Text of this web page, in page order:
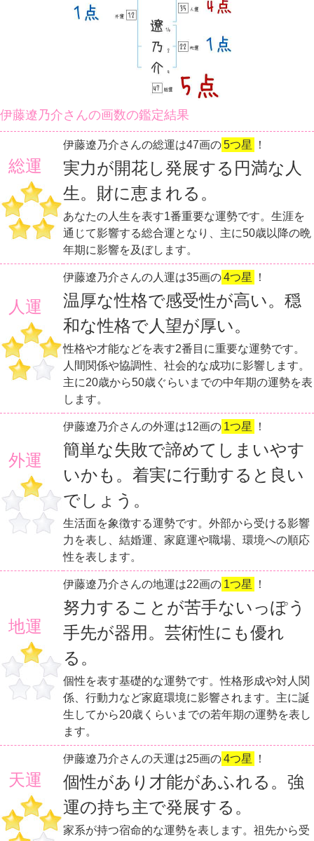
伊藤遼乃介さんの画数の鑑定結果
総運
伊藤遼乃介さんの総運は47画の5つ星 ！
実力が開花し発展する円満な人
生。財に恵まれる。
あなたの人生を表す1番重要な運勢です。生涯を
通じて影響する総合運となり、主に50歳以降の晩
年期に影響を及ぼします。
人運
伊藤遼乃介さんの人運は35画の4つ星 ！
温厚な性格で感受性が高い。穏
和な性格で人望が厚い。
性格や才能などを表す2番目に重要な運勢です。
人間関係や協調性、社会的な成功に影響します。
主に20歳から50歳ぐらいまでの中年期の運勢を表
します。
外運
伊藤遼乃介さんの外運は12画の 1つ星 ！
簡単な失敗で諦めてしまいやす
いかも。着実に行動すると良い
でしょう。
生活面を象徴する運勢です。外部から受ける影響
力を表し、結婚運、家庭運や職場、環境への順応
性を表します。
地運
伊藤遼乃介さんの地運は22画の 1つ星 ！
努力することが苦手ないっぽう
手先が器用。芸術性にも優れ
る。
個性を表す基礎的な運勢です。性格形成や対人関
係、行動力など家庭環境に影響されます。主に誕
生してから20歳くらいまでの若年期の運勢を表し
ます。
天運
伊藤遼乃介さんの天運は25画の4つ星 ！
個性があり才能があふれる。強
運の持ち主で発展する。
家系が持つ宿命的な運勢を表します。祖先から受